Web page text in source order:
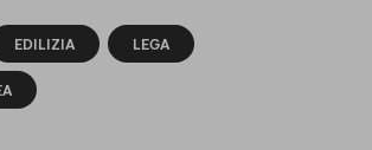
EDILIZIA LEGA